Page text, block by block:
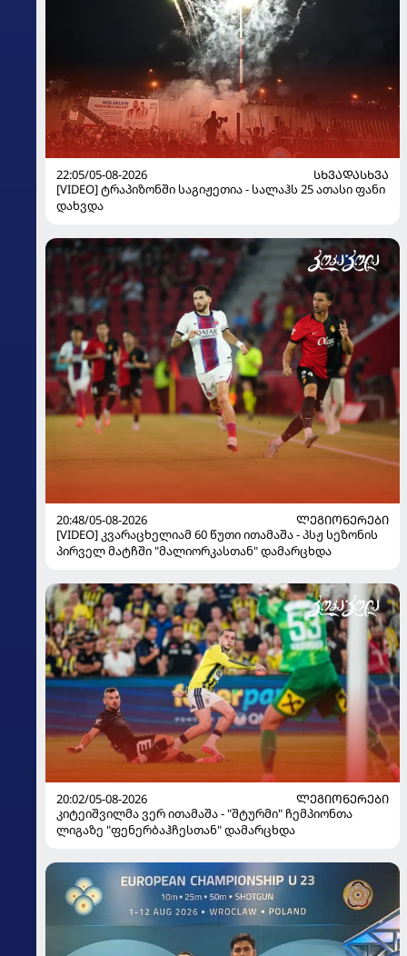
22:05/05-08-2026
ᲡᲮᲕᲐᲓᲐᲡᲮᲕᲐ
[VIDEO] ტრაპიზონში საგიჟეთია - სალაჰს 25 ათასი ფანი
დახვდა
20:48/05-08-2026
ᲚᲔᲒᲘᲝᲜᲔᲠᲔᲑᲘ
[VIDEO] კვარაცხელიამ 60 წუთი ითამაშა - პსჟ სეზონის
პირველ მატჩში "მალიორკასთან" დამარცხდა
20:02/05-08-2026
ᲚᲔᲒᲘᲝᲜᲔᲠᲔᲑᲘ
კიტეიშვილმა ვერ ითამაშა - "შტურმი" ჩემპიონთა
ლიგაზე "ფენერბაჰჩესთან" დამარცხდა